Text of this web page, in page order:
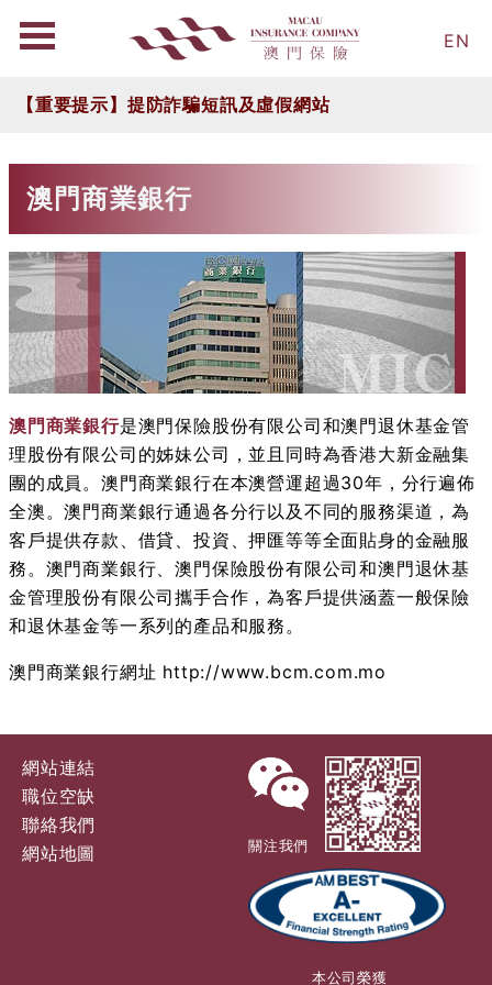
EN
【重要提示】提防詐騙短訊及虛假網站
澳門商業銀行
澳門商業銀行是澳門保險股份有限公司和澳門退休基金管
理股份有限公司的姊妹公司，並且同時為香港大新金融集
團的成員。澳門商業銀行在本澳營運超過30年，分行遍佈
全澳。澳門商業銀行通過各分行以及不同的服務渠道，為
客戶提供存款、借貸、投資、押匯等等全面貼身的金融服
務。澳門商業銀行、澳門保險股份有限公司和澳門退休基
金管理股份有限公司攜手合作，為客戶提供涵蓋一般保險
和退休基金等一系列的產品和服務。
澳門商業銀行網址 http://www.bcm.com.mo
網站連結
職位空缺
聯絡我們
網站地圖
關注我們
本公司榮獲